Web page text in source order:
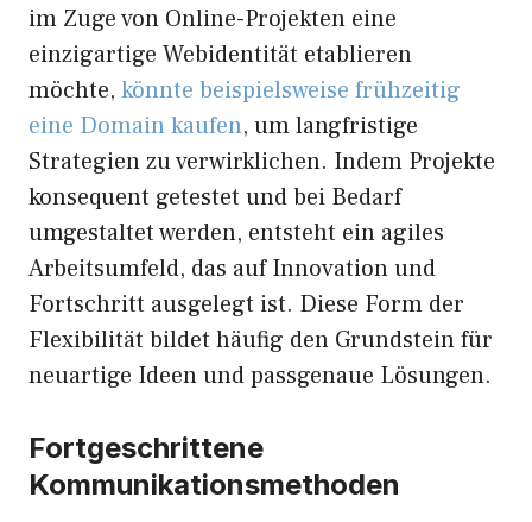
im Zuge von Online-Projekten eine
einzigartige Webidentität etablieren
möchte, könnte beispielsweise frühzeitig
eine Domain kaufen, um langfristige
Strategien zu verwirklichen. Indem Projekte
konsequent getestet und bei Bedarf
umgestaltet werden, entsteht ein agiles
Arbeitsumfeld, das auf Innovation und
Fortschritt ausgelegt ist. Diese Form der
Flexibilität bildet häufig den Grundstein für
neuartige Ideen und passgenaue Lösungen.
Fortgeschrittene
Kommunikationsmethoden